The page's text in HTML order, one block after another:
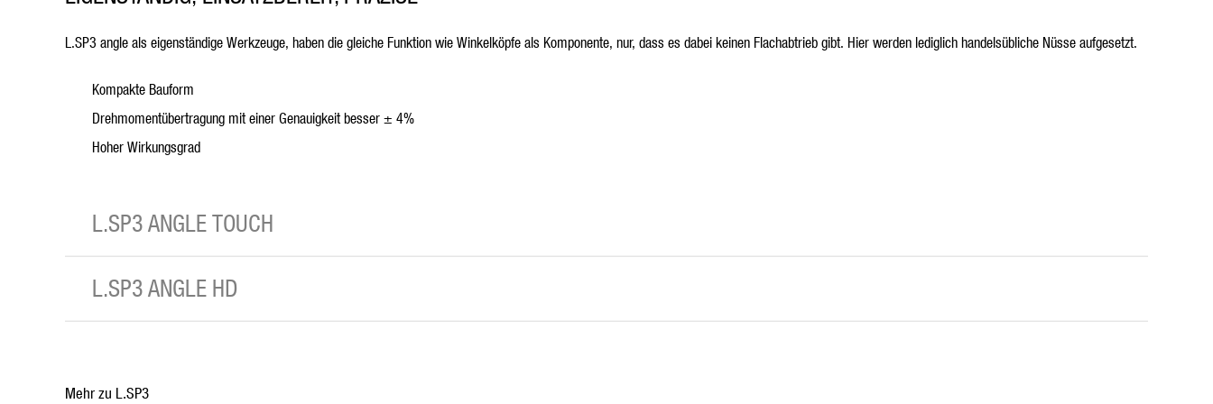
L.SP3 angle als eigenständige Werkzeuge, haben die gleiche Funktion wie Winkelköpfe als Komponente, nur, dass es dabei keinen Flachabtrieb gibt. Hier werden lediglich handelsübliche Nüsse aufgesetzt.
Kompakte Bauform
Drehmomentübertragung mit einer Genauigkeit besser ± 4%
Hoher Wirkungsgrad
L.SP3 ANGLE TOUCH
L.SP3 ANGLE HD
Mehr zu L.SP3